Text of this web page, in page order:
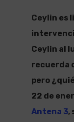
Ceylin es
Ceylin al
recuerda
pero
22 de
Antena 3,